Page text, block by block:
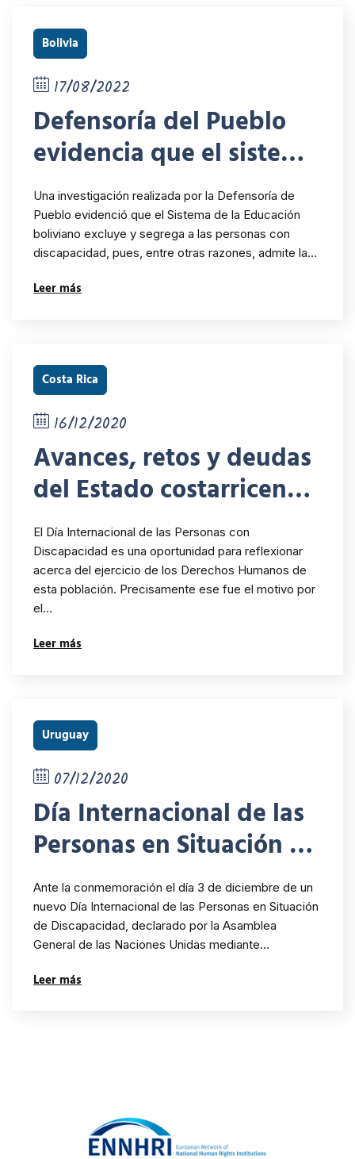
Discapacidad del 13 al 15
de junio 2023 en la sede
de las Naciones Unidas
en Nueva York
Bolivia
17/08/2022
Defensoría del Pueblo
evidencia que el sistema
de la educación
boliviana excluye y
segrega a las personas
con discapacidad
Una investigación realizada por la Defensoría de
Pueblo evidenció que el Sistema de la Educación
boliviano excluye y segrega a las personas con
discapacidad, pues, entre otras razones, admite la…
Leer más
Costa Rica
16/12/2020
Avances, retos y deudas
del Estado costarricense
en el respeto de los
derechos de las
personas con
discapacidad
El Día Internacional de las Personas con
Discapacidad es una oportunidad para reflexionar
acerca del ejercicio de los Derechos Humanos de
esta población. Precisamente ese fue el motivo por
el…
Leer más
Uruguay
07/12/2020
Día Internacional de las
Personas en Situación de
Discapacidad
Ante la conmemoración el día 3 de diciembre de un
nuevo Día Internacional de las Personas en Situación
de Discapacidad, declarado por la Asamblea
General de las Naciones Unidas mediante…
Leer más